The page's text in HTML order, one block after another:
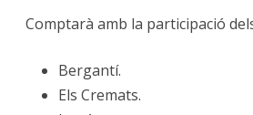
Comptarà amb la participació
Bergantí.
Els Cremats.